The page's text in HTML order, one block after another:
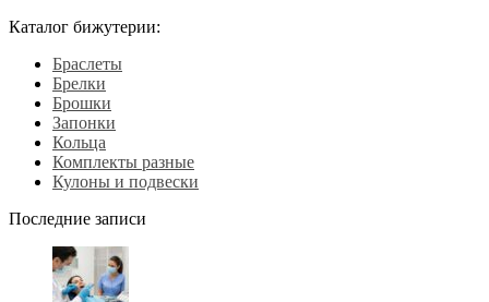
Каталог бижутерии:
Браслеты
Брелки
Брошки
Запонки
Кольца
Комплекты разные
Кулоны и подвески
Последние записи